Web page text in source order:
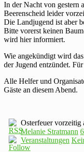
In der Nacht von gestern
Beerenscheid leider
Die Landjugend ist aber
Bitte vorerst keinen
wird hier informiert.
Wie angekündigt wird
der Jugend entzündet.
Alle Helfer und
Gäste an diesem Abend.
Osterfeuer vorzeitig
Melanie Stratmann
Veranstaltungen